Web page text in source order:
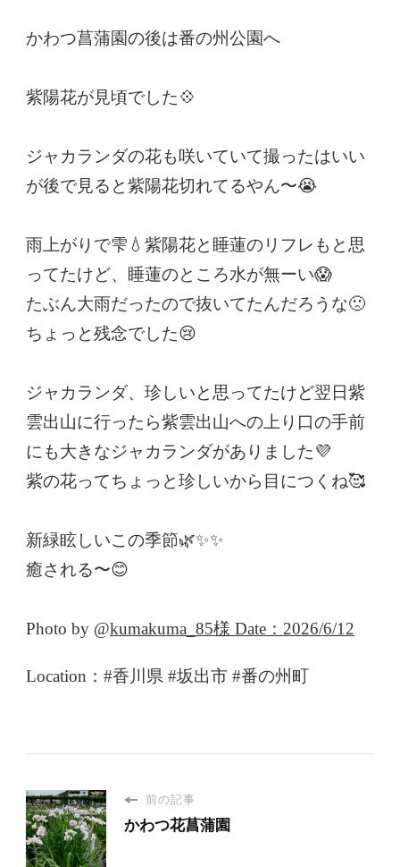
かわつ菖蒲園の後は番の州公園へ
紫陽花が見頃でした💠
ジャカランダの花も咲いていて撮ったはいい
が後で見ると紫陽花切れてるやん〜😭
雨上がりで雫💧紫陽花と睡蓮のリフレもと思
ってたけど、睡蓮のところ水が無ーい😱
たぶん大雨だったので抜いてたんだろうな🙁
ちょっと残念でした😢
ジャカランダ、珍しいと思ってたけど翌日紫
雲出山に行ったら紫雲出山への上り口の手前
にも大きなジャカランダがありました💜
紫の花ってちょっと珍しいから目につくね🥰
新緑眩しいこの季節🌿✨✨
癒される〜😊
Photo by @kumakuma_85様 Date：2026/6/12
Location：#香川県 #坂出市 #番の州町
前の記事
かわつ花菖蒲園